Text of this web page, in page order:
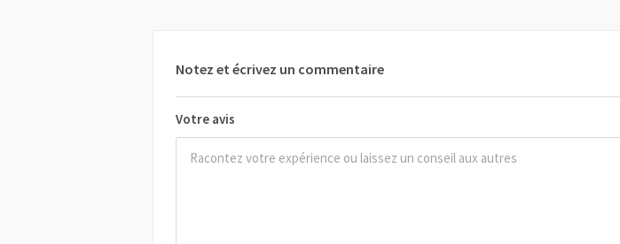
Notez et écrivez un commentaire
Votre avis